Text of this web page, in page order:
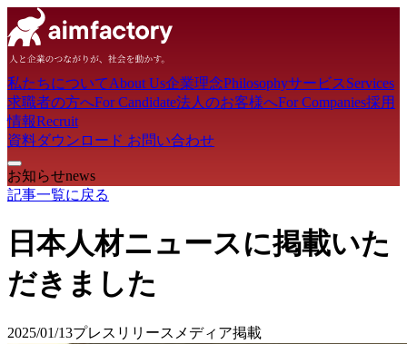
私たちについてAbout Us企業理念PhilosophyサービスServices
求職者の方へFor Candidate法人のお客様へFor Companies採用
情報Recruit
資料ダウンロード お問い合わせ
お知らせnews
記事一覧に戻る
日本人材ニュースに掲載いた
だきました
2025/01/13プレスリリース メディア掲載